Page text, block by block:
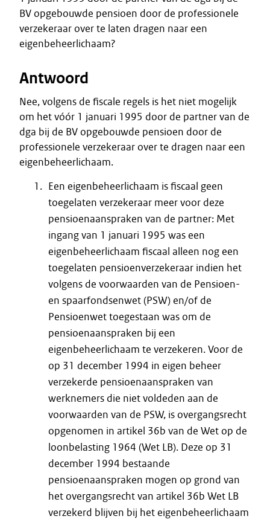
BV opgebouwde pensioen door de professionele
verzekeraar over te laten dragen naar een
eigenbeheerlichaam?
Antwoord
Nee, volgens de fiscale regels is het niet mogelijk
om het vóór 1 januari 1995 door de partner van de
dga bij de BV opgebouwde pensioen door de
professionele verzekeraar over te dragen naar een
eigenbeheerlichaam.
Een eigenbeheerlichaam is fiscaal geen
toegelaten verzekeraar meer voor deze
pensioenaanspraken van de partner: Met
ingang van 1 januari 1995 was een
eigenbeheerlichaam fiscaal alleen nog een
toegelaten pensioenverzekeraar indien het
volgens de voorwaarden van de Pensioen-
en spaarfondsenwet (PSW) en/of de
Pensioenwet toegestaan was om de
pensioenaanspraken bij een
eigenbeheerlichaam te verzekeren. Voor de
op 31 december 1994 in eigen beheer
verzekerde pensioenaanspraken van
werknemers die niet voldeden aan de
voorwaarden van de PSW, is overgangsrecht
opgenomen in artikel 36b van de Wet op de
loonbelasting 1964 (Wet LB). Deze op 31
december 1994 bestaande
pensioenaanspraken mogen op grond van
het overgangsrecht van artikel 36b Wet LB
verzekerd blijven bij het eigenbeheerlichaam